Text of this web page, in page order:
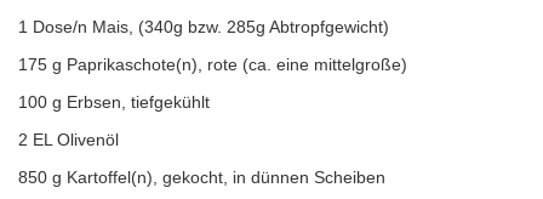
1 Dose/n Mais, (340g bzw. 285g Abtropfgewicht)
175 g Paprikaschote(n), rote (ca. eine mittelgroße)
100 g Erbsen, tiefgekühlt
2 EL Olivenöl
850 g Kartoffel(n), gekocht, in dünnen Scheiben